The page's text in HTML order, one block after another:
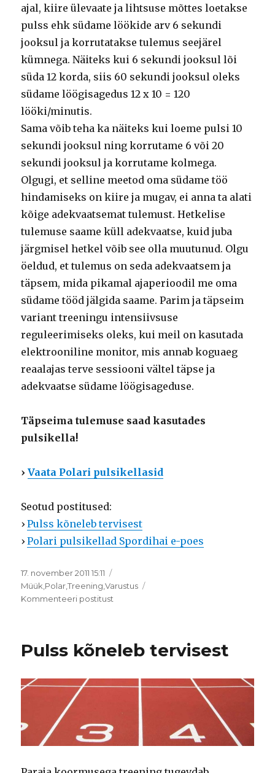
ajal, kiire ülevaate ja lihtsuse mõttes loetakse
pulss ehk südame löökide arv 6 sekundi
jooksul ja korrutatakse tulemus seejärel
kümnega. Näiteks kui 6 sekundi jooksul lõi
süda 12 korda, siis 60 sekundi jooksul oleks
südame löögisagedus 12 x 10 = 120
lööki/minutis.
Sama võib teha ka näiteks kui loeme pulsi 10
sekundi jooksul ning korrutame 6 või 20
sekundi jooksul ja korrutame kolmega.
Olgugi, et selline meetod oma südame töö
hindamiseks on kiire ja mugav, ei anna ta alati
kõige adekvaatsemat tulemust. Hetkelise
tulemuse saame küll adekvaatse, kuid juba
järgmisel hetkel võib see olla muutunud. Olgu
öeldud, et tulemus on seda adekvaatsem ja
täpsem, mida pikamal ajaperioodil me oma
südame tööd jälgida saame. Parim ja täpseim
variant treeningu intensiivsuse
reguleerimiseks oleks, kui meil on kasutada
elektrooniline monitor, mis annab koguaeg
reaalajas terve sessiooni vältel täpse ja
adekvaatse südame löögisageduse.
Täpseima tulemuse saad kasutades
pulsikella!
›Vaata Polari pulsikellasid
Seotud postitused:
›Pulss kõneleb tervisest
›Polari pulsikellad Spordihai e-poes
Postitatud
17. november 2011 15:11
Rubriigid
Müük Polar,Treening ,Varustus
Kommenteeri postitust
Pulss kõneleb tervisest